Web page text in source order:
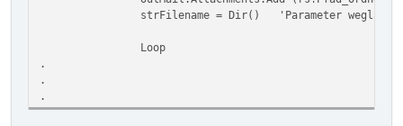
strFilename = Dir() 'Parameter
Loop
.
.
.